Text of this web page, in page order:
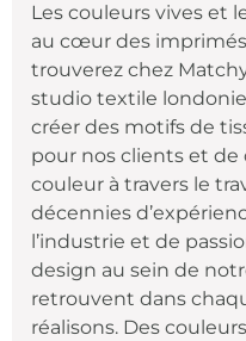
Les couleurs vives et
au cœur des
trouverez chez
studio textile
créer des motifs de
pour nos clients et
couleur à travers le
décennies
l’industrie et de
design au sein de
retrouvent dans
réalisons. Des